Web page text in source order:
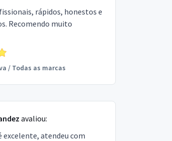
rápidos, honestos e
Recomendo muito
/ Todas as marcas
avaliou:
excelente, atendeu com